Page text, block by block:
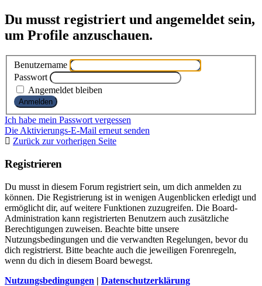
Du musst registriert und angemeldet sein,
um Profile anzuschauen.
Benutzername
Passwort
Angemeldet bleiben
Ich habe mein Passwort vergessen
Die Aktivierungs-E-Mail erneut senden
Zurück zur vorherigen Seite
Registrieren
Du musst in diesem Forum registriert sein, um dich anmelden zu
können. Die Registrierung ist in wenigen Augenblicken erledigt und
ermöglicht dir, auf weitere Funktionen zuzugreifen. Die Board-
Administration kann registrierten Benutzern auch zusätzliche
Berechtigungen zuweisen. Beachte bitte unsere
Nutzungsbedingungen und die verwandten Regelungen, bevor du
dich registrierst. Bitte beachte auch die jeweiligen Forenregeln,
wenn du dich in diesem Board bewegst.
Nutzungsbedingungen | Datenschutzerklärung